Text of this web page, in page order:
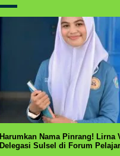
Harumkan Nama Pinrang! Lirna
Delegasi Sulsel di Forum